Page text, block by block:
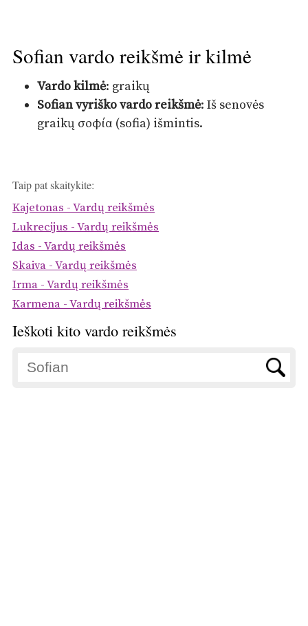
Sofian vardo reikšmė ir kilmė
Vardo kilmė: graikų
Sofian vyriško vardo reikšmė: Iš senovės
graikų σοφία (sofia) išmintis.
Taip pat skaitykite:
Kajetonas - Vardų reikšmės
Lukrecijus - Vardų reikšmės
Idas - Vardų reikšmės
Skaiva - Vardų reikšmės
Irma - Vardų reikšmės
Karmena - Vardų reikšmės
Ieškoti kito vardo reikšmės